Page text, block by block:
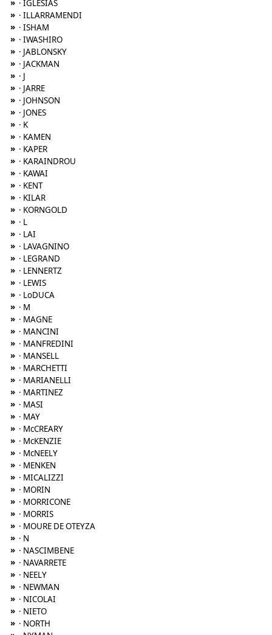
» · IGLESIAS
» · ILLARRAMENDI
» · ISHAM
» · IWASHIRO
» · JABLONSKY
» · JACKMAN
» · J
» · JARRE
» · JOHNSON
» · JONES
» · K
» · KAMEN
» · KAPER
» · KARAINDROU
» · KAWAI
» · KENT
» · KILAR
» · KORNGOLD
» · L
» · LAI
» · LAVAGNINO
» · LEGRAND
» · LENNERTZ
» · LEWIS
» · LoDUCA
» · M
» · MAGNE
» · MANCINI
» · MANFREDINI
» · MANSELL
» · MARCHETTI
» · MARIANELLI
» · MARTINEZ
» · MASI
» · MAY
» · McCREARY
» · McKENZIE
» · McNEELY
» · MENKEN
» · MICALIZZI
» · MORIN
» · MORRICONE
» · MORRIS
» · MOURE DE OTEYZA
» · N
» · NASCIMBENE
» · NAVARRETE
» · NEELY
» · NEWMAN
» · NICOLAI
» · NIETO
» · NORTH